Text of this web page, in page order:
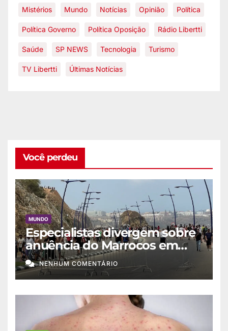
Mistérios Mundo Notícias Opinião Política
Política Governo Política Oposição Rádio Libertti
Saúde SP NEWS Tecnologia Turismo
TV Libertti Últimas Notícias
Você perdeu
MUNDO
Especialistas divergem sobre
anuência do Marrocos em
migração a Ceuta
NENHUM COMENTÁRIO